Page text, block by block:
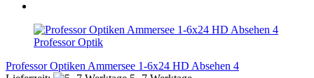
Professor Optik
Professor Optiken Ammersee 1-6x24 HD Absehen 4